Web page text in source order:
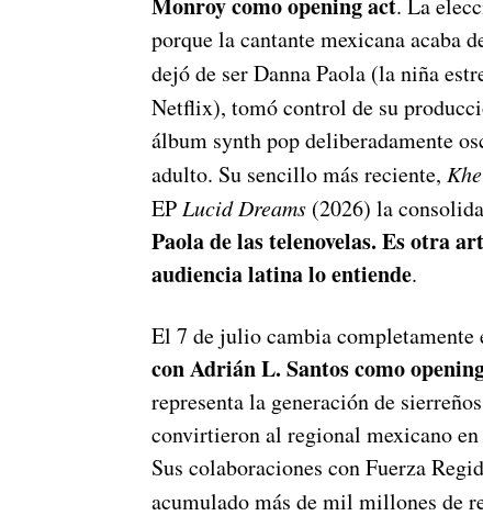
Monroy como opening act. La
porque la cantante mexicana acaba
dejó de ser Danna Paola (la niña
Netflix), tomó control de su
álbum synth pop deliberadamente
adulto. Su sencillo más reciente,
EPLucid Dreams (2026) la
Paola de las telenovelas. Es otra
audiencia latina lo entiende.
El 7 de julio cambia completamente
con Adrián L. Santos como
representa la generación de
convirtieron al regional mexicano
Sus colaboraciones con Fuerza
acumulado más de mil millones de